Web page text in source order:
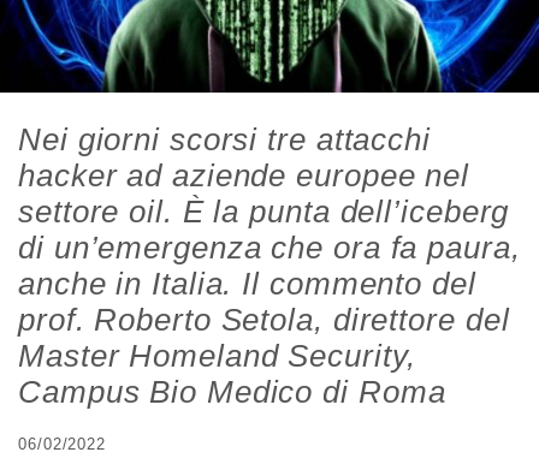
Nei giorni scorsi tre attacchi
hacker ad aziende europee nel
settore oil. È la punta dell’iceberg
di un’emergenza che ora fa paura,
anche in Italia. Il commento del
prof. Roberto Setola, direttore del
Master Homeland Security,
Campus Bio Medico di Roma
06/02/2022